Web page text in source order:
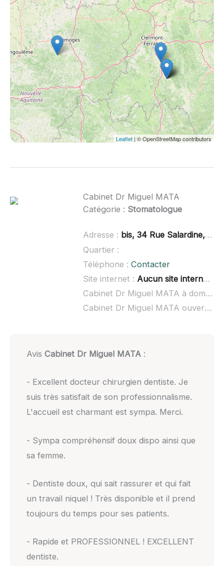
Leaflet | © OpenStreetMap contributors
Cabinet Dr Miguel MATA
Catégorie : Stomatologue
Adresse : bis, 34 Rue Salardine, 87230 Chalus
Quartier :
Téléphone : Contacter
Site internet : Aucun site internet connu
Cabinet Dr Miguel MATA à domicile :
Cabinet Dr Miguel MATA ouvert dimanche :
Avis Cabinet Dr Miguel MATA:
- Excellent docteur chirurgien dentiste. Je
suis très satisfait de son professionnalisme.
L'accueil est charmant est sympa. Merci.
- Sympa compréhensif doux dispo ainsi que
sa femme.
- Dentiste doux, qui sait rassurer et qui fait
un travail niquel ! Très disponible et il prend
toujours du temps pour ses patients.
- Rapide et PROFESSIONNEL ! EXCELLENT
dentiste.